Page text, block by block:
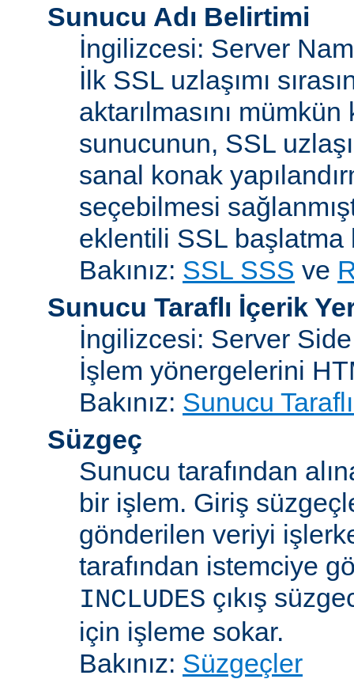
Sunucu Adı Belirtimi
İngilizcesi: Server
İlk SSL uzlaşımı
aktarılmasını
sunucunun, SSL
sanal konak
seçebilmesi
eklentili SSL
Bakınız: SSL SSS ve
Sunucu Taraflı İçerik
İngilizcesi: Server
İşlem yönergelerini
Bakınız: Sunucu
Süzgeç
Sunucu tarafından
bir işlem. Giriş
gönderilen veriyi
tarafından istemciye
INCLUDES çıkış
için işleme sokar.
Bakınız: Süzgeçler